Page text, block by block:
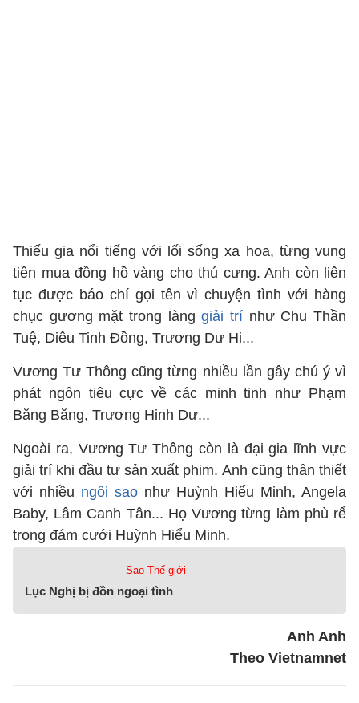
Thiếu gia nổi tiếng với lối sống xa hoa, từng vung
tiền mua đồng hồ vàng cho thú cưng. Anh còn liên
tục được báo chí gọi tên vì chuyện tình với hàng
chục gương mặt trong lànggiải trí như Chu Thần
Tuệ, Diêu Tinh Đồng, Trương Dư Hi...
Vương Tư Thông cũng từng nhiều lần gây chú ý vì
phát ngôn tiêu cực về các minh tinh như Phạm
Băng Băng, Trương Hinh Dư...
Ngoài ra, Vương Tư Thông còn là đại gia lĩnh vực
giải trí khi đầu tư sản xuất phim. Anh cũng thân thiết
với nhiều ngôi sao như Huỳnh Hiểu Minh, Angela
Baby, Lâm Canh Tân... Họ Vương từng làm phù rể
trong đám cưới Huỳnh Hiểu Minh.
Sao Thế giới
Lục Nghị bị đồn ngoại tình
Anh Anh
Theo Vietnamnet